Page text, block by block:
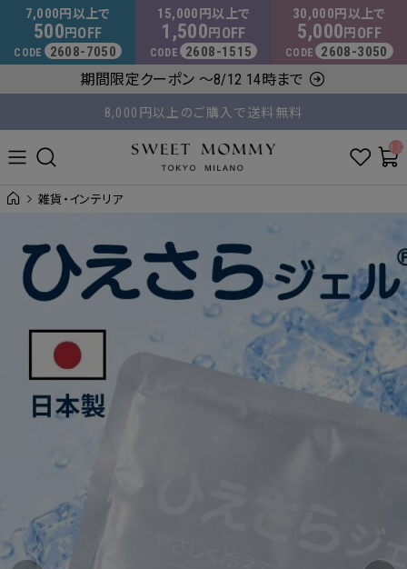
マタニティウェア・授乳服のスウィートマミー
7,000 円以上で
500 円 OFF
CODE 2608-7050
15,000 円以上で
1,500 円 OFF
CODE 2608-1515
30,000 円以上で
5,000 円 OFF
CODE 2608-3050
期間限定クーポン ～8/12 14時まで
平日14時 / 土日祝12時まで のご注文で当日出荷！
8,000円以上のご購入で送料無料
雑貨・インテリア